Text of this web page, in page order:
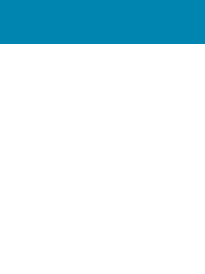
Eléctrica